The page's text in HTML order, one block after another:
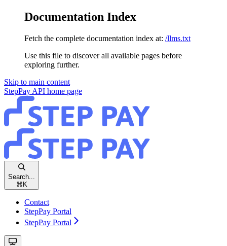
Documentation Index
Fetch the complete documentation index at: /llms.txt
Use this file to discover all available pages before
exploring further.
Skip to main content
StepPay API home page
Search...
⌘ K
Contact
StepPay Portal
StepPay Portal